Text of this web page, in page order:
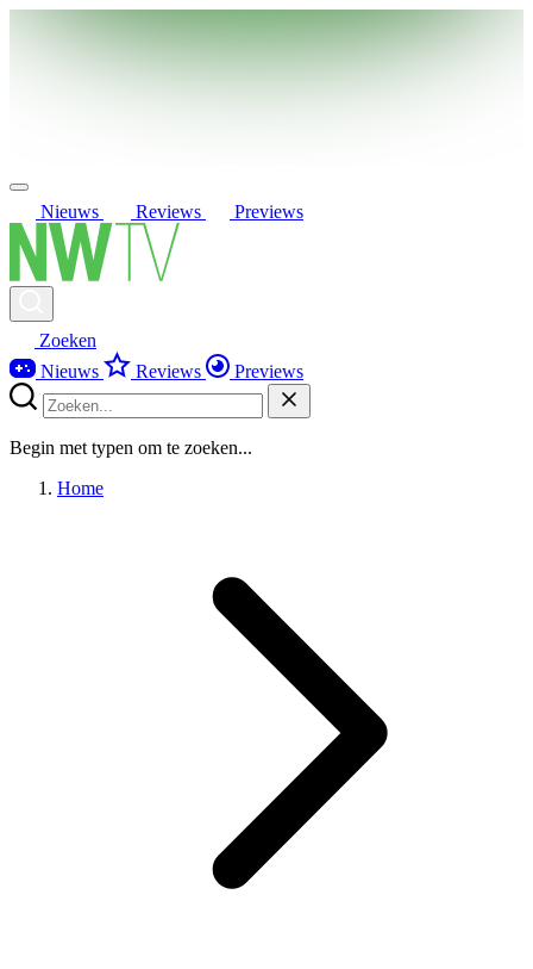
Nieuws Reviews Previews
Zoeken
Nieuws
Reviews Previews
Begin met typen om te zoeken...
Home